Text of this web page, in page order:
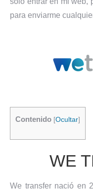
para enviarme
Contenido [Ocultar]
WE
We transfer nació en